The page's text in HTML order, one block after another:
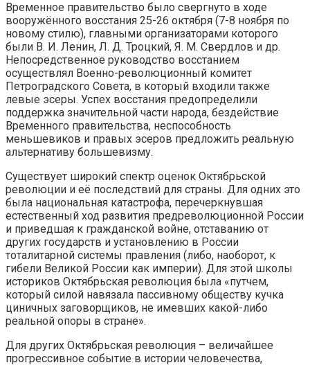
Временное правительство было свергнуто в ходе
вооружённого восстания 25-26 октября (7-8 ноября по
новому стилю), главными организаторами которого
были В. И. Ленин, Л. Д. Троцкий, Я. М. Свердлов и др.
Непосредственное руководство восстанием
осуществлял Военно-революционный комитет
Петроградского Совета, в который входили также
левые эсеры. Успех восстания предопределили
поддержка значительной части народа, бездействие
Временного правительства, неспособность
меньшевиков и правых эсеров предложить реальную
альтернативу большевизму.
Существует широкий спектр оценок Октябрьской
революции и её последствий для страны. Для одних это
была национальная катастрофа, перечеркнувшая
естественный ход развития предреволюционной России
и приведшая к гражданской войне, отставанию от
других государств и установлению в России
тоталитарной системы правления (либо, наоборот, к
гибели Великой России как империи). Для этой школы
историков Октябрьская революция была «путчем,
который силой навязала пассивному обществу кучка
циничных заговорщиков, не имевших какой-либо
реальной опоры в стране».
Для других Октябрьская революция – величайшее
прогрессивное событие в истории человечества,